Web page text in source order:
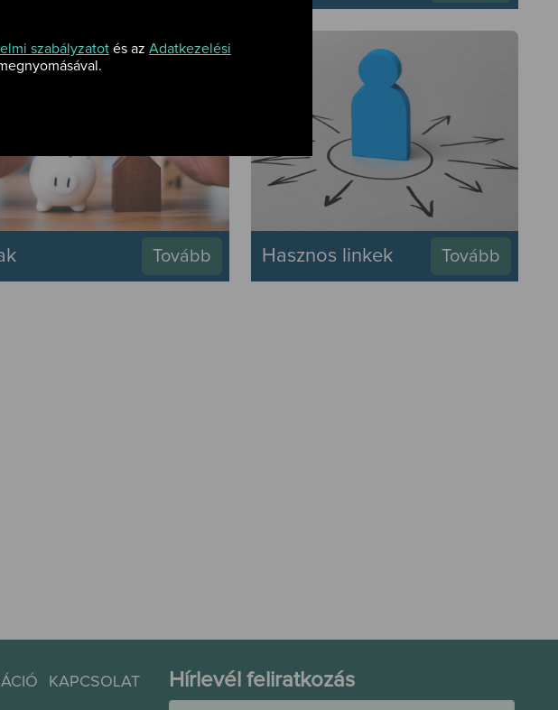
szabályzatot és az Adatkezelési
Tovább Hasznos linkek Tovább
KAPCSOLAT Hírlevél feliratkozás